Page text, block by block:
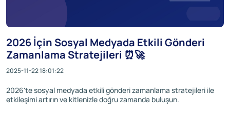
2026 İçin Sosyal Medyada Etkili Gönderi
Zamanlama Stratejileri ⏰🚀
2025-11-22 18:01:22
2026'te sosyal medyada etkili gönderi zamanlama stratejileri ile
etkileşimi artırın ve kitlenizle doğru zamanda buluşun.